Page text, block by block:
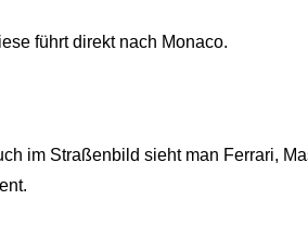
führt direkt nach Monaco.
im Straßenbild sieht man Ferrari,